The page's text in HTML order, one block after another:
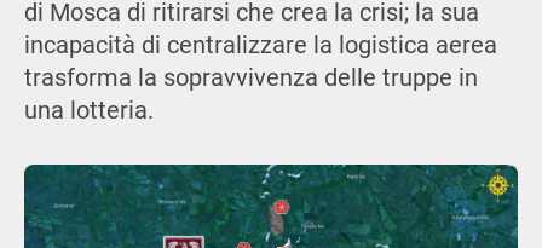
di Mosca di ritirarsi che crea la crisi; la sua
incapacità di centralizzare la logistica aerea
trasforma la sopravvivenza delle truppe in
una lotteria.